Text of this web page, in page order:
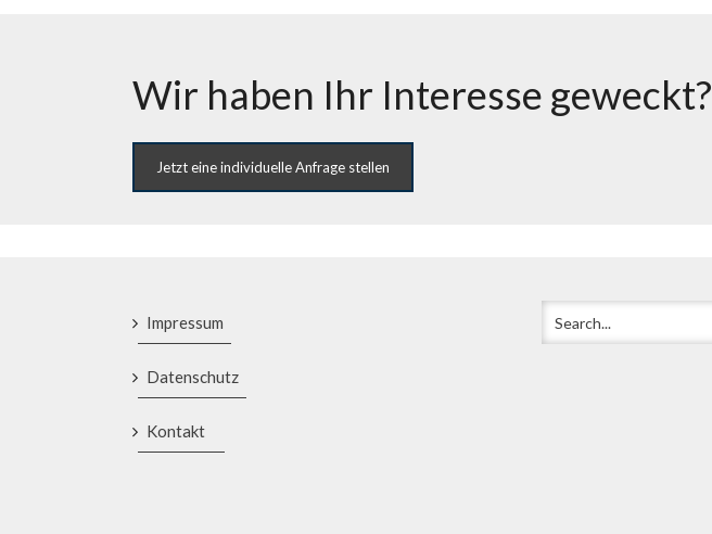
Wir haben Ihr Interesse geweckt?
Jetzt eine individuelle Anfrage stellen
Impressum
Datenschutz
Kontakt